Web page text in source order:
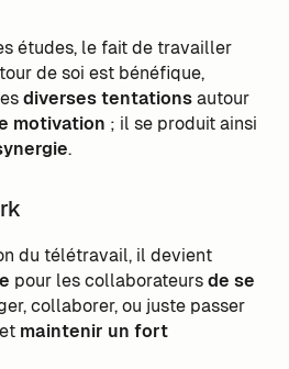
études, le fait de travailler
de soi est bénéfique,
diverses tentationsautour
motivation ; il se produit ainsi
.
du télétravail, il devient
pour les collaborateursde se
collaborer, ou juste passer
maintenir un fort